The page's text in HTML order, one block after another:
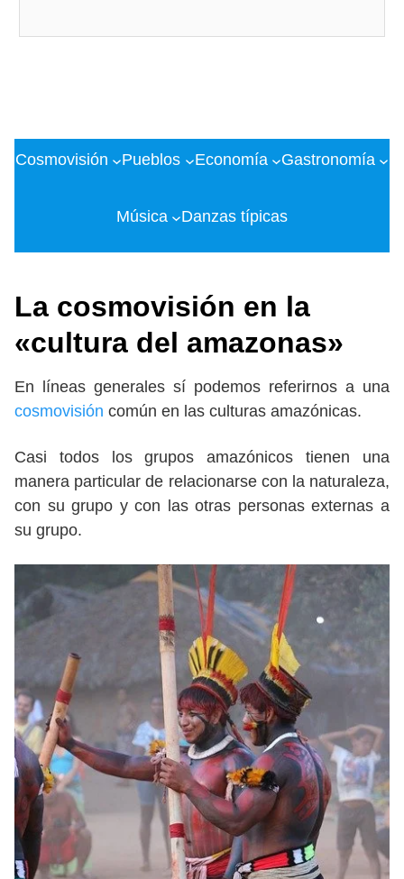
Cosmovisión Pueblos Economía Gastronomía
Música Danzas típicas
La cosmovisión en la
«cultura del amazonas»
En líneas generales sí podemos referirnos a una
cosmovisión común en las culturas amazónicas.
Casi todos los grupos amazónicos tienen una
manera particular de relacionarse con la naturaleza,
con su grupo y con las otras personas externas a
su grupo.